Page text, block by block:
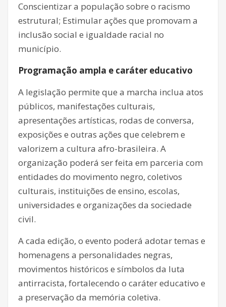
Conscientizar a população sobre o racismo
estrutural; Estimular ações que promovam a
inclusão social e igualdade racial no
município.
Programação ampla e caráter educativo
A legislação permite que a marcha inclua atos
públicos, manifestações culturais,
apresentações artísticas, rodas de conversa,
exposições e outras ações que celebrem e
valorizem a cultura afro-brasileira. A
organização poderá ser feita em parceria com
entidades do movimento negro, coletivos
culturais, instituições de ensino, escolas,
universidades e organizações da sociedade
civil.
A cada edição, o evento poderá adotar temas e
homenagens a personalidades negras,
movimentos históricos e símbolos da luta
antirracista, fortalecendo o caráter educativo e
a preservação da memória coletiva.